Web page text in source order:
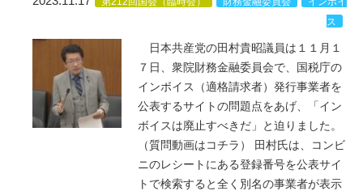
ス
日本共産党の田村貴昭議員は１１月１
７日、衆院財務金融委員会で、国税庁の
インボイス（適格請求者）発行事業者を
公表するサイトの問題点をあげ、「イン
ボイスは廃止すべきだ」と迫りました。
（質問動画はコチラ） 田村氏は、コンビ
ニのレシートにある登録番号を公表サイ
トで検索すると全く別名の事業者が表示